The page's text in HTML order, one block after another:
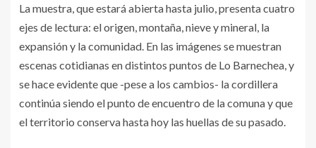
La muestra, que estará abierta hasta julio, presenta cuatro
ejes de lectura: el origen, montaña, nieve y mineral, la
expansión y la comunidad. En las imágenes se muestran
escenas cotidianas en distintos puntos de Lo Barnechea, y
se hace evidente que -pese a los cambios- la cordillera
continúa siendo el punto de encuentro de la comuna y que
el territorio conserva hasta hoy las huellas de su pasado.